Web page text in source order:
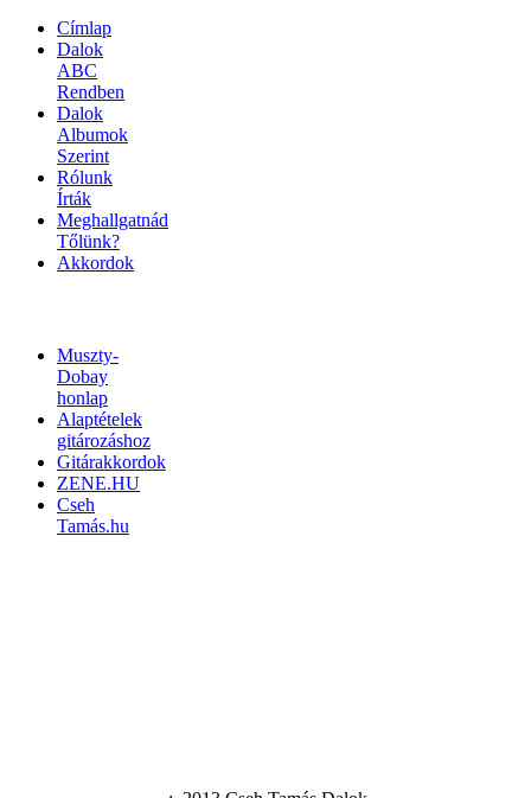
Címlap
Dalok
ABC
Rendben
Dalok
Albumok
Szerint
Rólunk
Írták
Meghallgatnád
Tőlünk?
Akkordok
Muszty-
Dobay
honlap
Alaptételek
gitározáshoz
Gitárakkordok
ZENE.HU
Cseh
Tamás.hu